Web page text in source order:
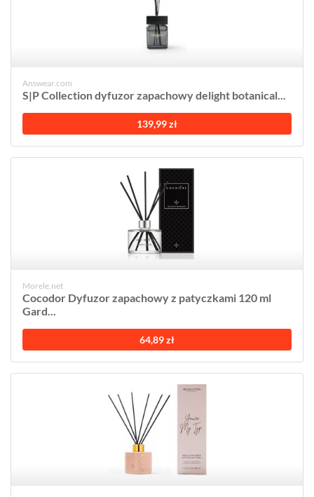
Answear.com
S|P Collection dyfuzor zapachowy delight botanical...
139,99 zł
Morele.net
Cocodor Dyfuzor zapachowy z patyczkami 120 ml
Gard...
64,89 zł